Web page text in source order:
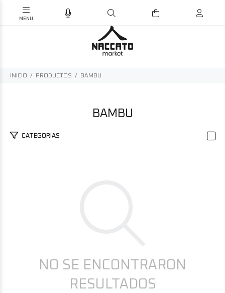
INICIO PRODUCTOS BAMBU
BAMBU
CATEGORIAS
NO SE ENCONTRARON
RESULTADOS